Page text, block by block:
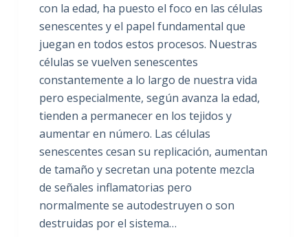
con la edad, ha puesto el foco en las células
senescentes y el papel fundamental que
juegan en todos estos procesos. Nuestras
células se vuelven senescentes
constantemente a lo largo de nuestra vida
pero especialmente, según avanza la edad,
tienden a permanecer en los tejidos y
aumentar en número. Las células
senescentes cesan su replicación, aumentan
de tamaño y secretan una potente mezcla
de señales inflamatorias pero
normalmente se autodestruyen o son
destruidas por el sistema…